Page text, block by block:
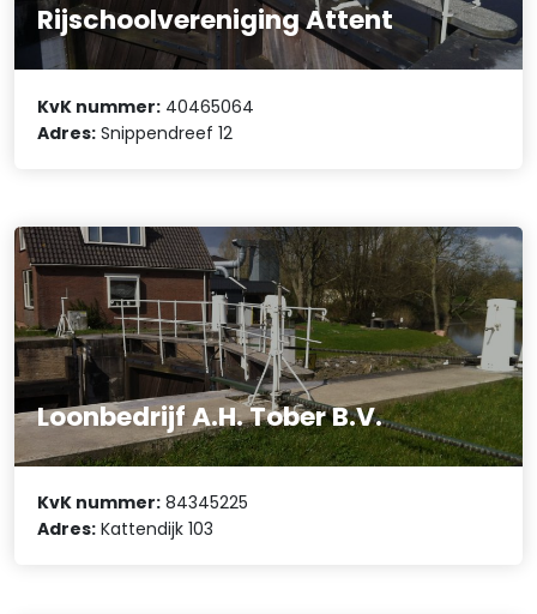
Rijschoolvereniging Attent
KvK nummer: 40465064
Adres: Snippendreef 12
Loonbedrijf A.H. Tober B.V.
KvK nummer: 84345225
Adres: Kattendijk 103